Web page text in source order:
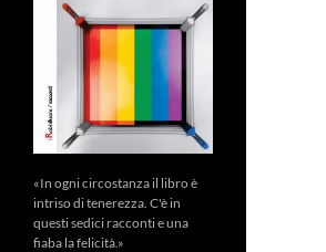
«In ogni circostanza il libro è
intriso di tenerezza. C'è in
questi sedici racconti e una
fiaba la felicità.»